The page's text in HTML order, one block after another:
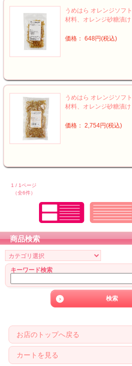
うめはら オレンジソフ
材料、オレンジ砂糖漬け
価格： 648円(税込)
うめはら オレンジソフ
材料、オレンジ砂糖漬け
価格： 2,754円(税込)
1 / 1ページ
（全6件）
商品検索
キーワード検索
お店のトップへ戻る
カートを見る